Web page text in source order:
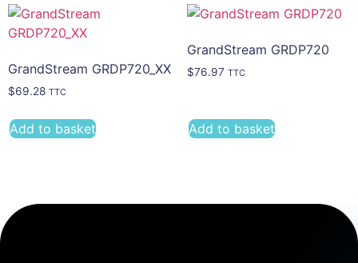
GrandStream GRDP720_XX
$69.28 TTC
Add to basket
GrandStream GRDP720
$76.97 TTC
Add to basket